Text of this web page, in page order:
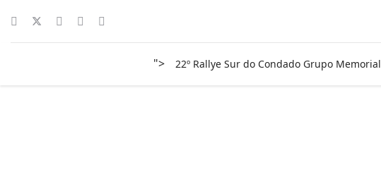
"> 22º Rallye Sur do Condado Grupo Memorial